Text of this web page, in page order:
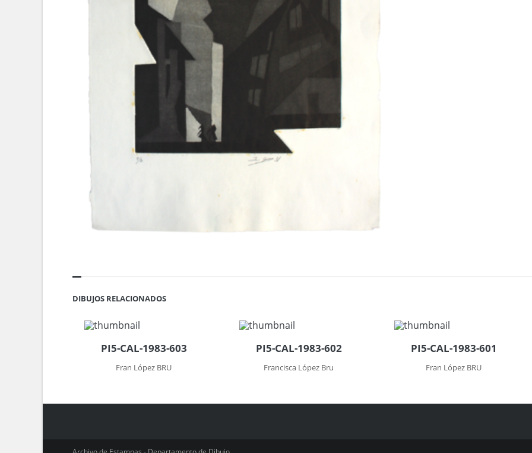
DIBUJOS RELACIONADOS
PI5-CAL-1983-603
Fran López BRU
PI5-CAL-1983-602
Francisca López Bru
PI5-CAL-1983-601
Fran López BRU